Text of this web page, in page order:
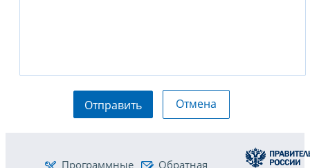
Отправить Отмена
Программные
Обратная